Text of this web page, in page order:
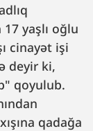
yaşlı oğlu
cinayət işi
deyir ki,
qoyulub.
qadağa